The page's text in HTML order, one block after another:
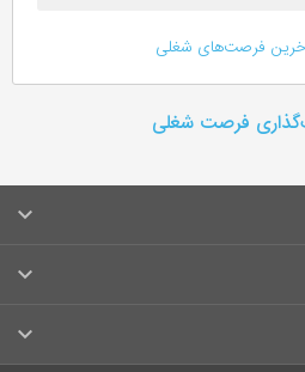
فرصت‌های شغلی
فرصت شغلی